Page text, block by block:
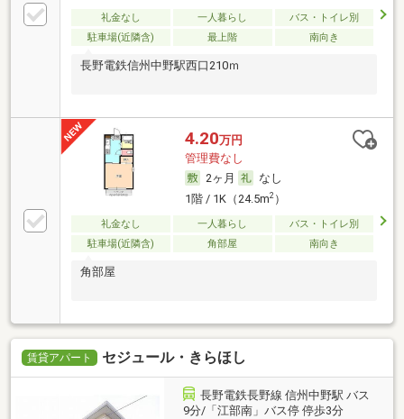
礼金なし 一人暮らし
バス・トイレ別
駐車場(近隣含)
最上階 南向き
長野電鉄信州中野駅西口210ｍ
4.20万円
管理費なし
2ヶ月
なし
1階 / 1K（24.5m2）
礼金なし 一人暮らし
バス・トイレ別
駐車場(近隣含)
角部屋 南向き
角部屋
賃貸アパート セジュール・きらほし
長野電鉄長野線 信州中野駅 バス
9分/「江部南」バス停 停歩3分